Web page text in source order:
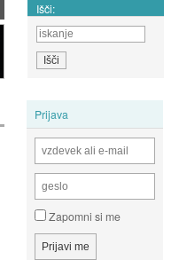
Išči:
Prijava
Zapomni si me